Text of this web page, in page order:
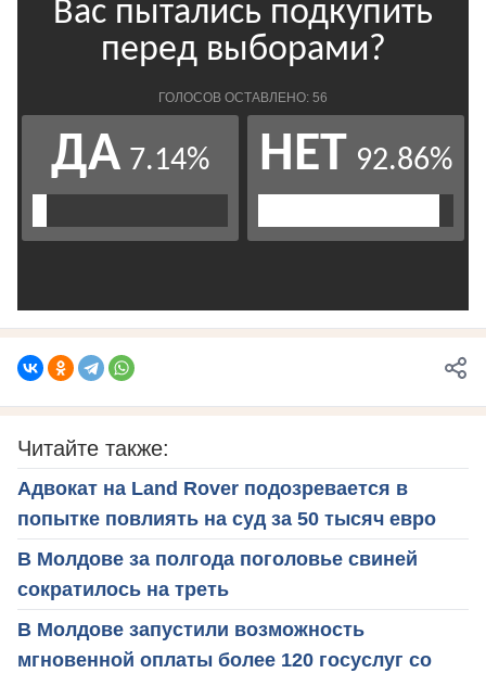
Читайте также:
Адвокат на Land Rover подозревается в
попытке повлиять на суд за 50 тысяч евро
В Молдове за полгода поголовье свиней
сократилось на треть
В Молдове запустили возможность
мгновенной оплаты более 120 госуслуг со